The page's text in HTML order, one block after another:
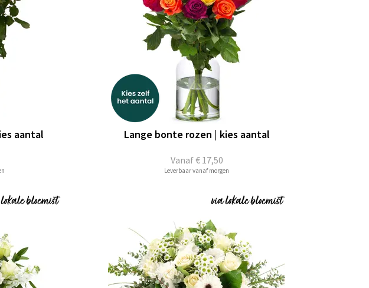
aantal
Vanaf€ 17,50
Lange bonte rozen | kies aantal
Leverbaar vanaf morgen